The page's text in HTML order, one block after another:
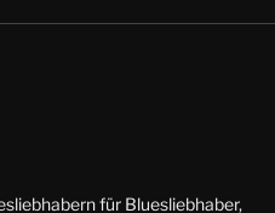
für Bluesliebhaber,